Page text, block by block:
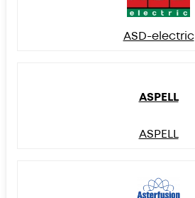
ASD-electric
ASPELL
ASPELL